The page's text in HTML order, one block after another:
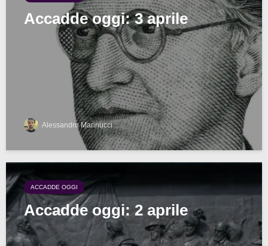
Accadde oggi: 3 aprile
Alessandro Marinucci
ACCADDE OGGI
Accadde oggi: 2 aprile